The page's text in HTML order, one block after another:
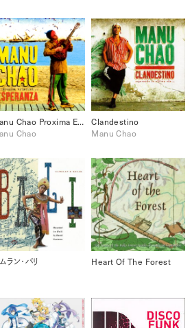
Manu Chao Proxima Estacion: Esperanza
Chao
Clandestino
Manu Chao
ラン・バリ Heart Of The Forest